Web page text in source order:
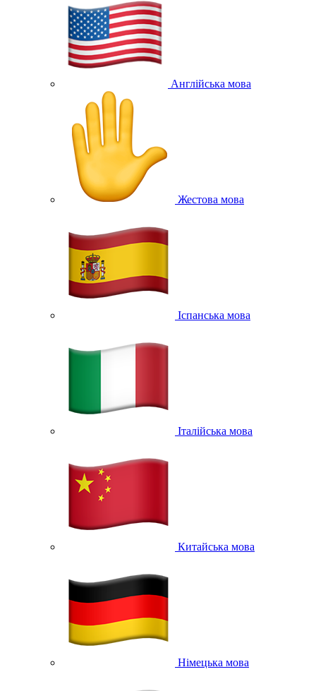
Англійська мова
Жестова мова
Іспанська мова
Італійська мова
Китайська мова
Німецька мова